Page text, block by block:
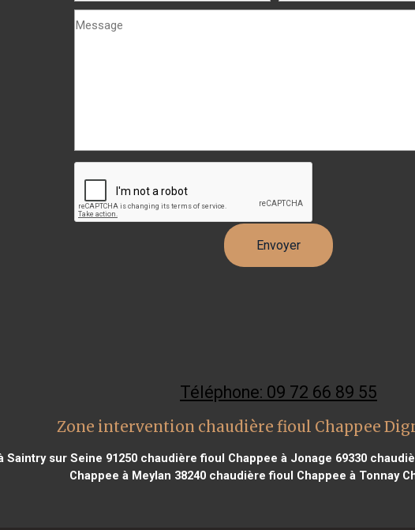
Téléphone: 09 72 66 89 55
Zone intervention chaudière fioul Chappee
sur Seine 91250chaudière fioul Chappee à Jonage 69330
Chappee à Meylan 38240chaudière fioul Chappee à Tonnay